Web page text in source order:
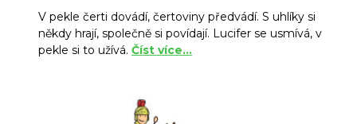
V pekle čerti dovádí, čertoviny předvádí. S uhlíky si
někdy hrají, společně si povídají. Lucifer se usmívá, v
pekle si to užívá. Číst více…